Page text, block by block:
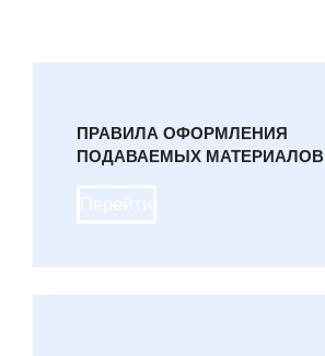
ПРАВИЛА ОФОРМЛЕНИЯ
ПОДАВАЕМЫХ МАТЕРИАЛОВ